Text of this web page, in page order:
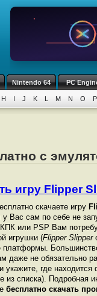
Nintendo 64 PC
H I J K L M N O P
с
игру Flipper
скачаете игру
Вас сам по себе не
или PSP Вам
игрушки (Flipper Slipper
платформы.
даже не обязательно
укажите, где
из списка). Подробная
бесплатно скачать